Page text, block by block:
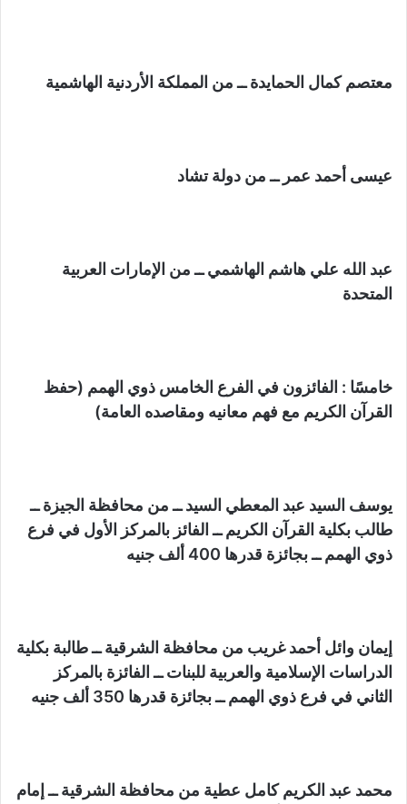
معتصم كمال الحمايدة ــ من المملكة الأردنية الهاشمية
عيسى أحمد عمر ــ من دولة تشاد
عبد الله علي هاشم الهاشمي ــ من الإمارات العربية
المتحدة
خامسًا : الفائزون في الفرع الخامس ذوي الهمم (حفظ
القرآن الكريم مع فهم معانيه ومقاصده العامة)
يوسف السيد عبد المعطي السيد ــ من محافظة الجيزة ــ
طالب بكلية القرآن الكريم ــ الفائز بالمركز الأول في فرع
ذوي الهمم ــ بجائزة قدرها 400 ألف جنيه
إيمان وائل أحمد غريب من محافظة الشرقية ــ طالبة بكلية
الدراسات الإسلامية والعربية للبنات ــ الفائزة بالمركز
الثاني في فرع ذوي الهمم ــ بجائزة قدرها 350 ألف جنيه
محمد عبد الكريم كامل عطية من محافظة الشرقية ــ إمام